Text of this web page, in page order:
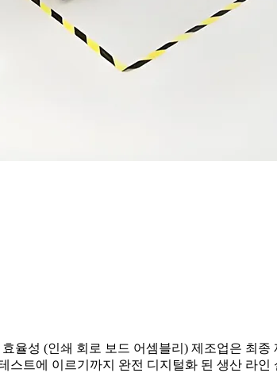
율성 (인쇄 회로 보드 어셈블리) 제조업은 최
트에 이르기까지 완전 디지털화 된 생산 라